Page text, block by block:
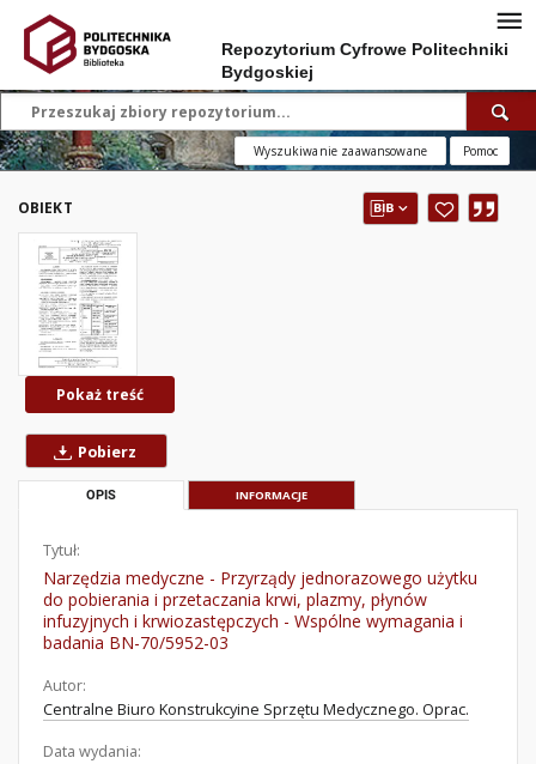
Repozytorium Cyfrowe Politechniki
Bydgoskiej
Wyszukiwanie zaawansowane Pomoc
OBIEKT
Pokaż treść
Pobierz
OPIS INFORMACJE
Tytuł:
Narzędzia medyczne - Przyrządy jednorazowego użytku
do pobierania i przetaczania krwi, plazmy, płynów
infuzyjnych i krwiozastępczych - Wspólne wymagania i
badania BN-70/5952-03
Autor:
Centralne Biuro Konstrukcyine Sprzętu Medycznego. Oprac.
Data wydania: